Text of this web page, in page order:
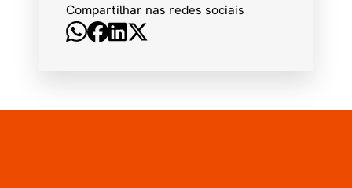
Compartilhar nas redes sociais